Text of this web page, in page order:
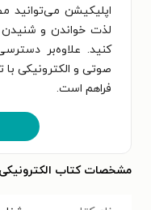
اپلیکیشن می‌توانید
لذت خواندن و
کنید. علاوه‌بر
صوتی و الکترونیکی
فراهم است.
مشخصات کتاب الکترونیکی